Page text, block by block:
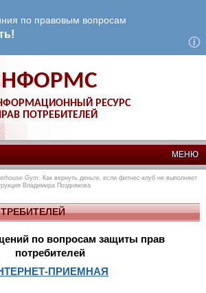
РЕСУРС
ПОТРЕБИТЕЛЕЙ
МЕНЮ
Gym: Как вернуть деньги, если фитнес-клуб не выполняет
Владимира Позднякова
по вопросам защиты прав
потребителей
ПРИЕМНАЯ